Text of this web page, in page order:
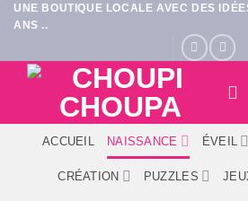
Passer
au
UNE BOUTIQUE LOCALE AVEC DES
ANS ..
ACCUEIL NAISSANCE ÉVEIL
CRÉATION PUZZLES